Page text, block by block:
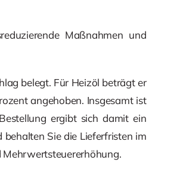
Maßnahmen und
belegt. Für Heizöl beträgt er
angehoben. Insgesamt ist
ergibt sich damit ein
Sie die Lieferfristen im
Mehrwertsteuererhöhung.